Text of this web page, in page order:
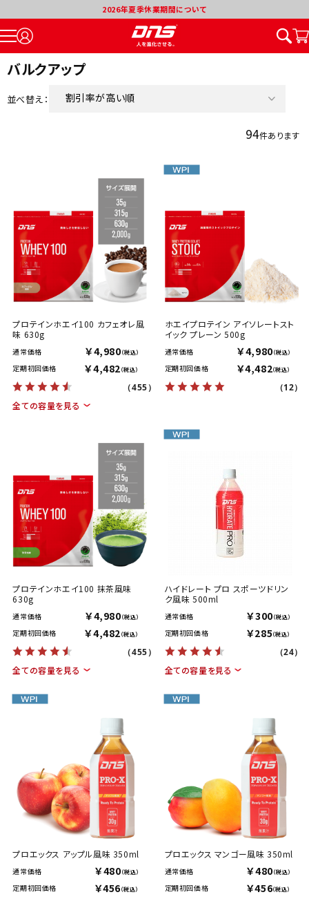
2026年夏季休業期間について
バルクアップ
並べ替え：
価格が高い順
割引率が高い順
94件あります
プロテインホエイ100 カフェオレ風
味 630g
通常価格 ￥4,980（税込）
定期初回価格 ￥4,482（税込）
（455）
全ての容量を見る
ホエイプロテイン アイソレートスト
イック プレーン 500g
通常価格 ￥4,980（税込）
定期初回価格 ￥4,482（税込）
（12）
プロテインホエイ100 抹茶風味
630g
通常価格 ￥4,980（税込）
定期初回価格 ￥4,482（税込）
（455）
全ての容量を見る
ハイドレート プロ スポーツドリン
ク風味 500ml
通常価格 ￥300（税込）
定期初回価格 ￥285（税込）
（24）
全ての容量を見る
プロエックス アップル風味 350ml
通常価格 ￥480（税込）
定期初回価格 ￥456（税込）
プロエックス マンゴー風味 350ml
通常価格 ￥480（税込）
定期初回価格 ￥456（税込）